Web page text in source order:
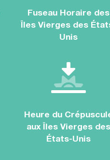
Fuseau Horaire des
Îles Vierges des
Unis
Heure du
aux Îles Vierges des
États-Unis